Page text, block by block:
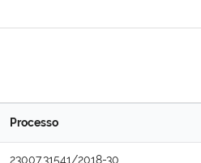
Processo
23007.31541/2018-30